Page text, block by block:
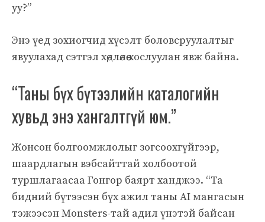
уу?”
Энэ үед зохиогчид хүсэлт боловсруулалтыг
явуулахад сэтгэл хөдлөлөө хослуулан явж байна.
“Таны бүх бүтээлийн каталогийн
хувьд энэ хангалтгүй юм.”
Жонсон болгоомжлолыг зогсоохгүйгээр,
шаардлагын вэбсайттай холбоотой
туршлагаасаа Гонгор баярт ханджээ. “Та
бидний бүтээсэн бүх ажил таны AI мангасын
тэжээсэн Monsters-тай адил үнэтэй байсан